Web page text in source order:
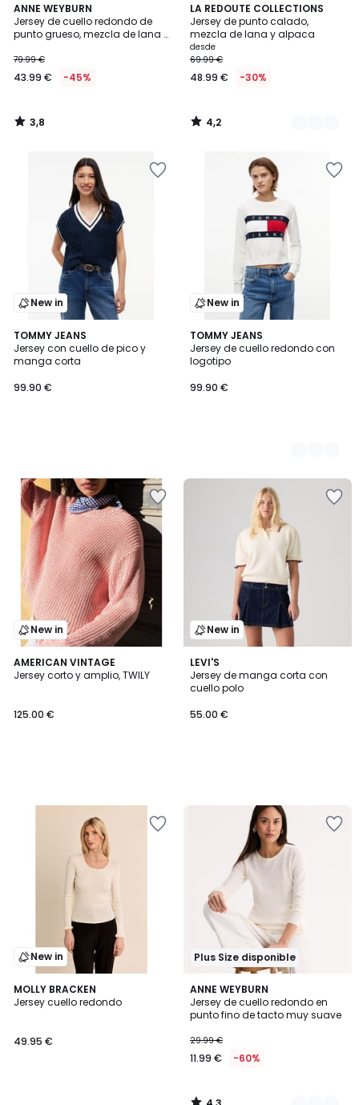
ANNE WEYBURN
Jersey de cuello redondo de
punto grueso, mezcla de lana y
79.99 €
43.99 € -45%
3,8
/ 5
3,8
/
LA REDOUTE COLLECTIONS
Jersey de punto calado,
mezcla de lana y alpaca
desde
69.99 €
48.99 € -30%
4,2
/ 5
2
Colores
4,2
/
New in
TOMMY JEANS
Jersey con cuello de pico y
manga corta
99.90 €
New in
TOMMY JEANS
Jersey de cuello redondo con
logotipo
99.90 €
2
Colores
New in
AMERICAN VINTAGE
Jersey corto y amplio, TWILY
125.00 €
New in
LEVI'S
Jersey de manga corta con
cuello polo
55.00 €
New in
MOLLY BRACKEN
Jersey cuello redondo
49.95 €
Plus Size disponible
ANNE WEYBURN
Jersey de cuello redondo en
punto fino de tacto muy suave
29.99 €
11.99 € -60%
4,3
/ 5
3
Colores